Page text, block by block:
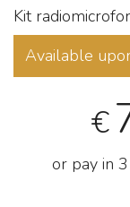
Kit
Available
€
or pay in